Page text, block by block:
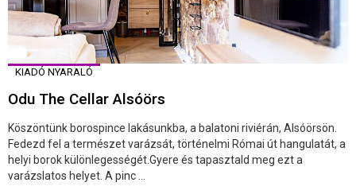
KIADÓ NYARALÓ
Odu The Cellar Alsóörs
Köszöntünk borospince lakásunkba, a balatoni riviérán, Alsóörsön.
Fedezd fel a természet varázsát, történelmi Római út hangulatát, a
helyi borok különlegességét.Gyere és tapasztald meg ezt a
varázslatos helyet. A pinc ...